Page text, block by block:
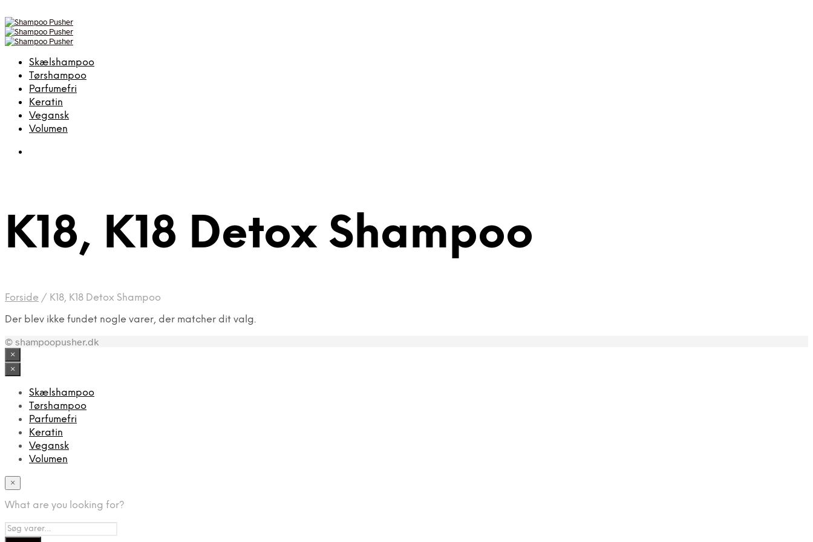
Skælshampoo
Tørshampoo
Parfumefri
Keratin
Vegansk
Volumen
K18, K18 Detox Shampoo
Forside / K18, K18 Detox Shampoo
Der blev ikke fundet nogle varer, der matcher dit valg.
© shampoopusher.dk
×
×
Skælshampoo
Tørshampoo
Parfumefri
Keratin
Vegansk
Volumen
×
What are you looking for?